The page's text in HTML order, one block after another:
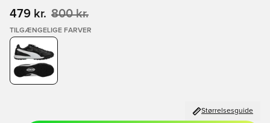
479 kr. 800 kr.
TILGÆNGELIGE FARVER
Størrelsesguide